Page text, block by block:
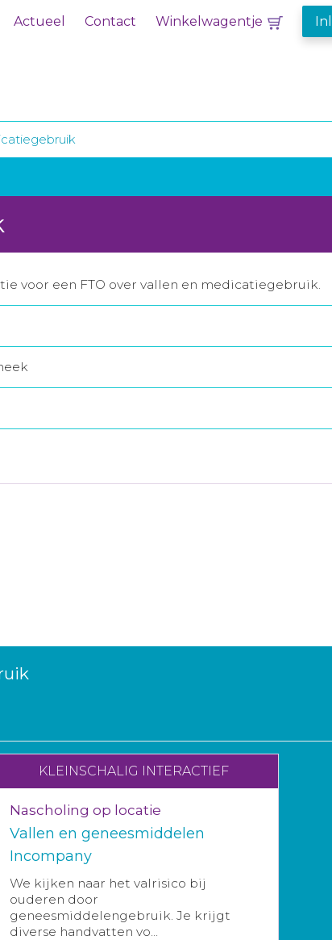
Actueel Contact Winkelwagentje
voor een FTO over vallen en medicatiegebruik.
KLEINSCHALIG INTERACTIEF
Nascholing op locatie
Vallen en geneesmiddelen
Incompany
We kijken naar het valrisico bij
ouderen door
geneesmiddelengebruik. Je krijgt
diverse handvatten vo...